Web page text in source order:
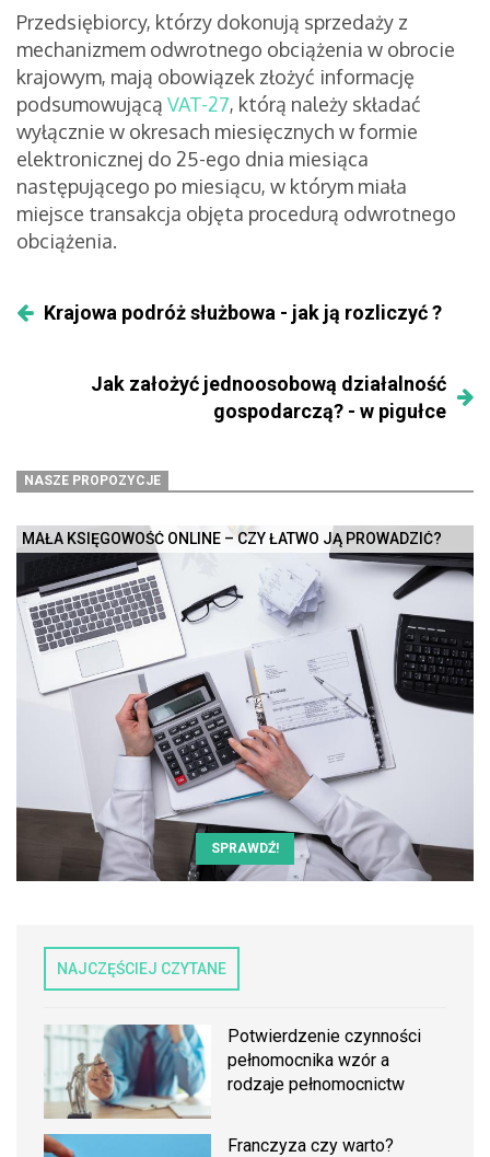
Przedsiębiorcy, którzy dokonują sprzedaży z
mechanizmem odwrotnego obciążenia w obrocie
krajowym, mają obowiązek złożyć informację
podsumowującą VAT-27, którą należy składać
wyłącznie w okresach miesięcznych w formie
elektronicznej do 25-ego dnia miesiąca
następującego po miesiącu, w którym miała
miejsce transakcja objęta procedurą odwrotnego
obciążenia.
Krajowa podróż służbowa - jak ją rozliczyć ?
Jak założyć jednoosobową działalność
gospodarczą? - w pigułce
NASZE PROPOZYCJE
MAŁA KSIĘGOWOŚĆ ONLINE – CZY ŁATWO JĄ PROWADZIĆ?
SPRAWDŹ!
NAJCZĘŚCIEJ CZYTANE
Potwierdzenie czynności
pełnomocnika wzór a
rodzaje pełnomocnictw
Franczyza czy warto?